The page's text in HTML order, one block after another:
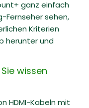
ganz einfach
Fernseher sehen,
Kriterien
herunter und
Sie wissen
HDMI-Kabeln mit